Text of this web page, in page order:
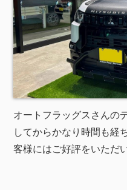
オートフラッグスさんの
してからかなり時間も経
客様にはご好評をいただ